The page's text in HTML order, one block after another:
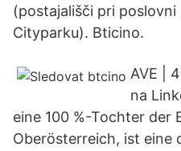
(postajališči pri
Cityparku). Bticino.
AVE |
na
eine 100 %-Tochter der
Oberösterreich, ist eine